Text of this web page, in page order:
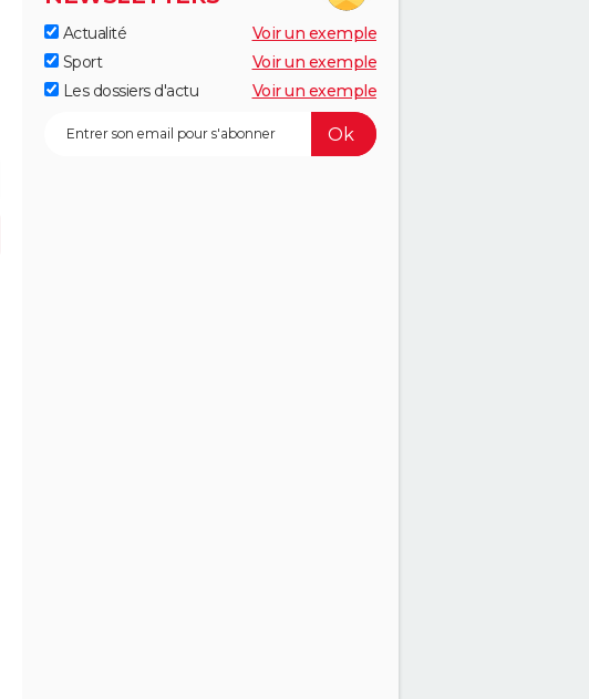
Actualité
Voir un exemple
Sport
Voir un exemple
Les dossiers d'actu
Voir un exemple